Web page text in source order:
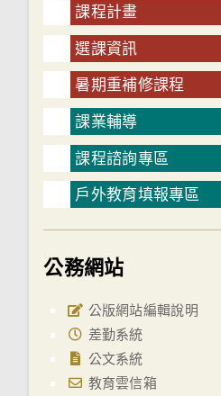
課程計畫
選課資訊
暑期重補修課程
課業輔導
課程諮詢專區
戶外教育填報專區
公務網站
公版網站編輯說明
差勤系統
公文系統
教育雲信箱